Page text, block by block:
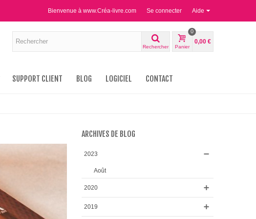
Aide
Bienvenue à www.Créa-livre.com Se connecter
Rechercher Panier
0
0,00 €
SUPPORT CLIENT BLOG LOGICIEL CONTACT
ARCHIVES DE BLOG
2023
Août
2020
2019